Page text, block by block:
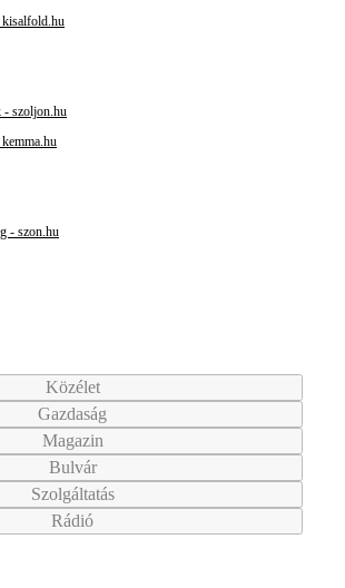
- szoljon.hu
- szon.hu
Közélet
Gazdaság
Magazin
Bulvár
Szolgáltatás
Rádió